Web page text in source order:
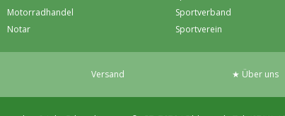
Motorradhandel
Notar
Sportverband
Sportverein
Versand ★ Über uns